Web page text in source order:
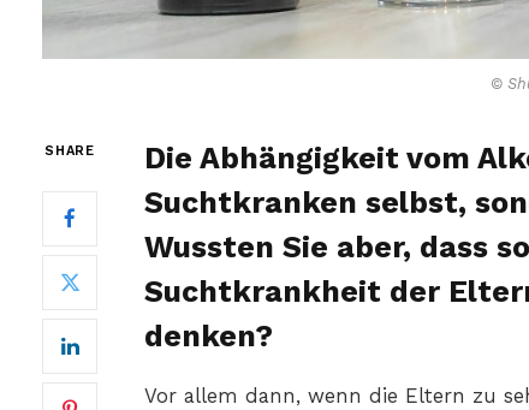
©
SHARE
Die Abhängigkeit vom
Suchtkranken selbst,
Wussten Sie aber, dass
Suchtkrankheit der
denken?
Vor allem dann, wenn die Eltern zu